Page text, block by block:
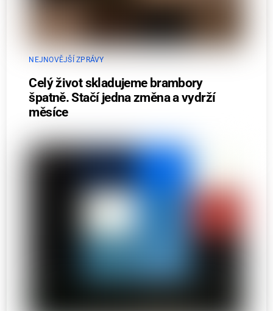
NEJNOVĚJŠÍ ZPRÁVY
Celý život skladujeme brambory
špatně. Stačí jedna změna a vydrží
měsíce